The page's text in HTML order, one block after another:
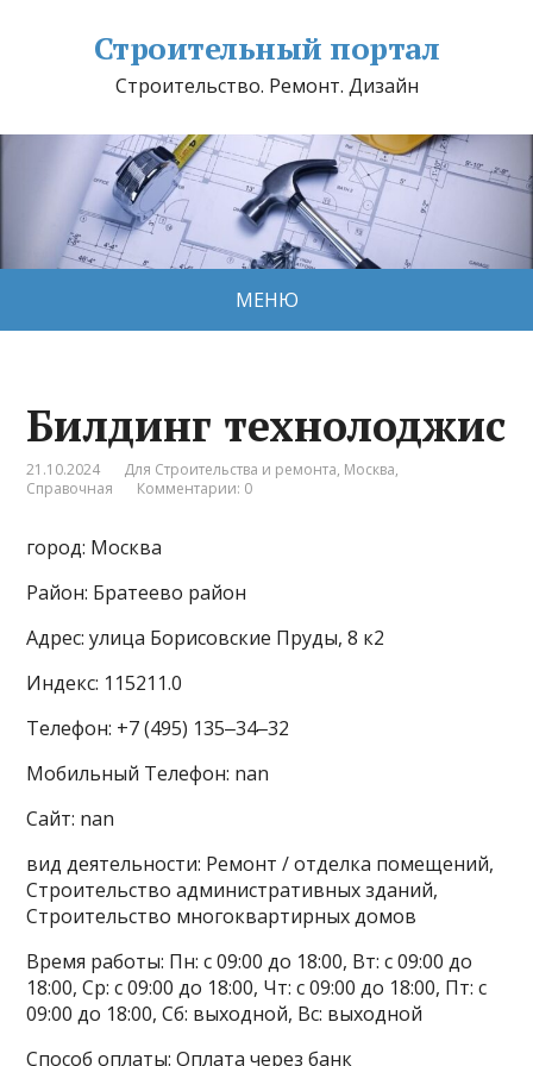
Строительный портал
Строительство. Ремонт. Дизайн
МЕНЮ
Билдинг технолоджис
21.10.2024 Для Строительства и ремонта, Москва,
Справочная
Комментарии: 0
город: Москва
Район: Братеево район
Адрес: улица Борисовские Пруды, 8 к2
Индекс: 115211.0
Телефон: +7 (495) 135‒34‒32
Мобильный Телефон: nan
Сайт: nan
вид деятельности: Ремонт / отделка помещений,
Строительство административных зданий,
Строительство многоквартирных домов
Время работы: Пн: с 09:00 до 18:00, Вт: с 09:00 до
18:00, Ср: с 09:00 до 18:00, Чт: с 09:00 до 18:00, Пт: с
09:00 до 18:00, Сб: выходной, Вс: выходной
Способ оплаты: Оплата через банк